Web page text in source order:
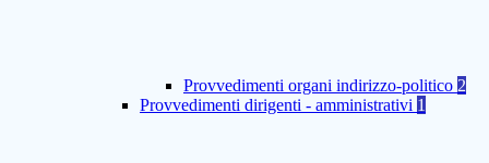
Provvedimenti organi indirizzo-politico 2
Provvedimenti dirigenti - amministrativi 1